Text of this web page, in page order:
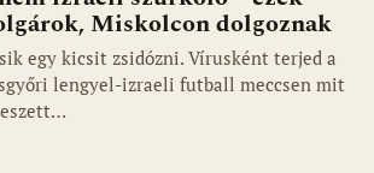
Miskolcon dolgoznak
egy kicsit zsidózni. Vírusként terjed a
lengyel-izraeli futball meccsen mit